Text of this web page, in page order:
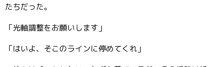
たちだった。
「光軸調整をお願いします」
「はいよ、そこのラインに停めてくれ」